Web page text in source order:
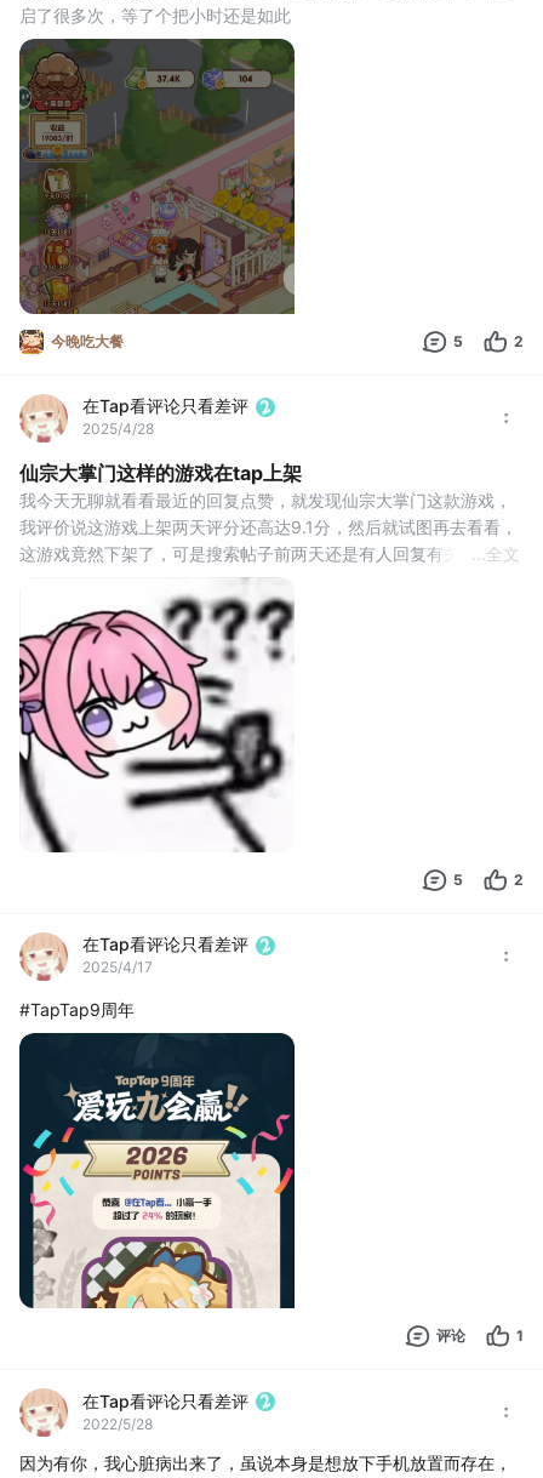
启了很多次，等了个把小时还是如此
今晚吃大餐 5 2
在Tap看评论只看差评
2025/4/28
仙宗大掌门这样的游戏在tap上架
我今天无聊就看看最近的回复点赞，就发现仙宗大掌门这款游戏，
我评价说这游戏上架两天评分还高达9.1分，然后就试图再去看看，
这游戏竟然下架了，可是搜索帖子前两天还是有人回复有关帖子，
我肚子都笑疼了，感觉还没有一星期吧，不晓得下次换啥皮再来一
次，希望有人搜索到能艾特我一下，让我看个笑话
全文
5 2
在Tap看评论只看差评
2025/4/17
#TapTap9周年
评论 1
在Tap看评论只看差评
2022/5/28
因为有你，我心脏病出来了，虽说本身是想放下手机放置而存在，